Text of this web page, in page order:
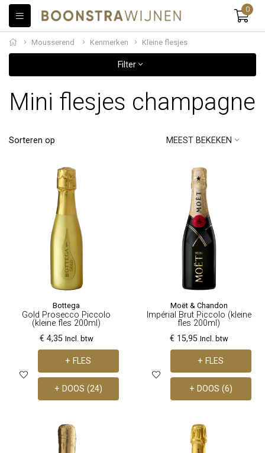
0
Mousserend Kenmerken Kleine flesjes
Filter
Mini flesjes champagne
Sorteren op MEEST BEKEKEN
Bottega
Gold Prosecco Piccolo
(kleine fles 200ml)
€ 4,35 Incl. btw
+ FLES
+ DOOS (24)
Moët & Chandon
Impérial Brut Piccolo (kleine
fles 200ml)
€ 15,95 Incl. btw
+ FLES
+ DOOS (6)